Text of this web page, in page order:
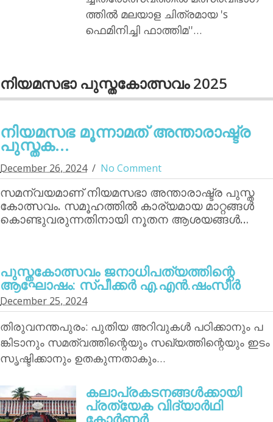
ത്തില്‍ മലയാള ചിത്രമായ 's
ഫെമിനിച്ചി ഫാത്തിമ''…
നിയമസഭാ പുസ്തകോത്സവം 2025
നിയമസഭ മൂന്നാമത് അന്താരാഷ്ട്ര
പുസ്തക...
December 26, 2024 No Comment
സമന്വയമാണ് നിയമസഭാ അന്താരാഷ്ട്ര പുസ്ത
കോത്സവം. സമൂഹത്തില്‍ കാര്യമായ മാറ്റങ്ങള്‍
കൊണ്ടുവരുന്നതിനായി നൂതന ആശയങ്ങള്‍…
പുസ്തകോത്സവം ജനാധിപത്യത്തിന്റെ
ആഘോഷം: സ്പീക്കര്‍ എ.എന്‍.ഷംസീര്‍
December 25, 2024
തിരുവനന്തപുരം: പുതിയ അറിവുകള്‍ പഠിക്കാനും പ
ങ്കിടാനും സമത്വത്തിന്റെയും സഖ്യത്തിന്റെയും ഇടം
സൃഷ്ടിക്കാനും ഉതകുന്നതാകും…
കലാപ്രകടനങ്ങള്‍ക്കായി
പ്രത്യേക വിദ്യാര്‍ഥി